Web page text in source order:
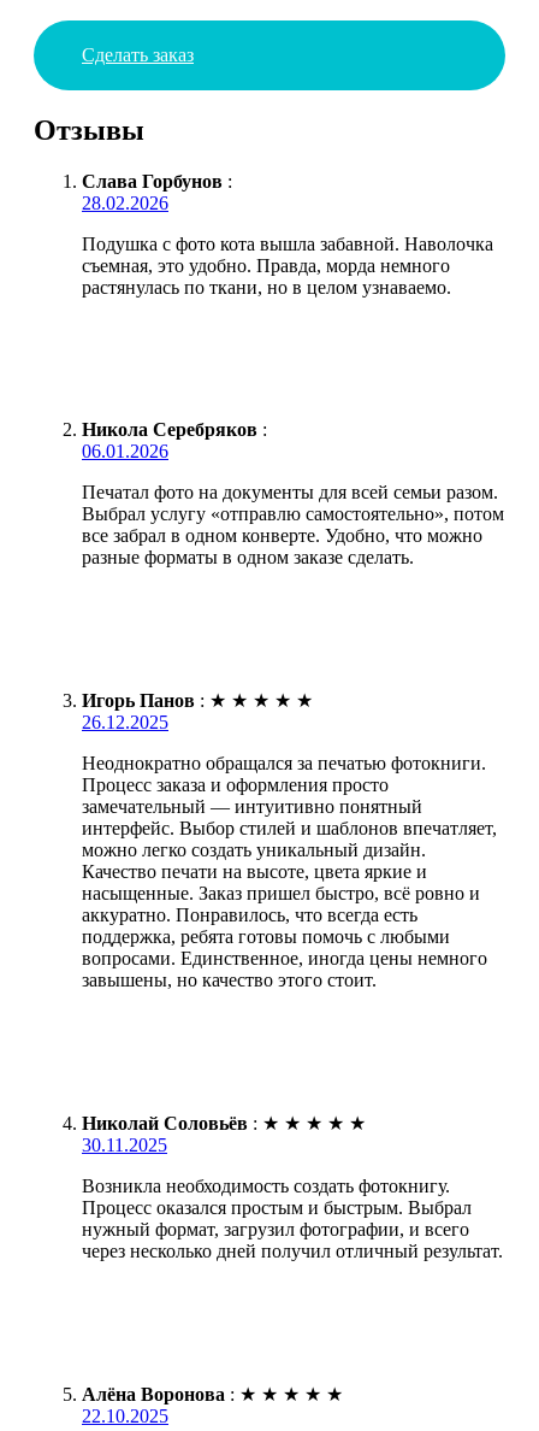
Сделать заказ
Отзывы
Слава Горбунов :
28.02.2026
Подушка с фото кота вышла забавной. Наволочка
съемная, это удобно. Правда, морда немного
растянулась по ткани, но в целом узнаваемо.
Никола Серебряков :
06.01.2026
Печатал фото на документы для всей семьи разом.
Выбрал услугу «отправлю самостоятельно», потом
все забрал в одном конверте. Удобно, что можно
разные форматы в одном заказе сделать.
Игорь Панов : ★ ★ ★ ★ ★
26.12.2025
Неоднократно обращался за печатью фотокниги.
Процесс заказа и оформления просто
замечательный — интуитивно понятный
интерфейс. Выбор стилей и шаблонов впечатляет,
можно легко создать уникальный дизайн.
Качество печати на высоте, цвета яркие и
насыщенные. Заказ пришел быстро, всё ровно и
аккуратно. Понравилось, что всегда есть
поддержка, ребята готовы помочь с любыми
вопросами. Единственное, иногда цены немного
завышены, но качество этого стоит.
Николай Соловьёв : ★ ★ ★ ★ ★
30.11.2025
Возникла необходимость создать фотокнигу.
Процесс оказался простым и быстрым. Выбрал
нужный формат, загрузил фотографии, и всего
через несколько дней получил отличный результат.
Алёна Воронова : ★ ★ ★ ★ ★
22.10.2025